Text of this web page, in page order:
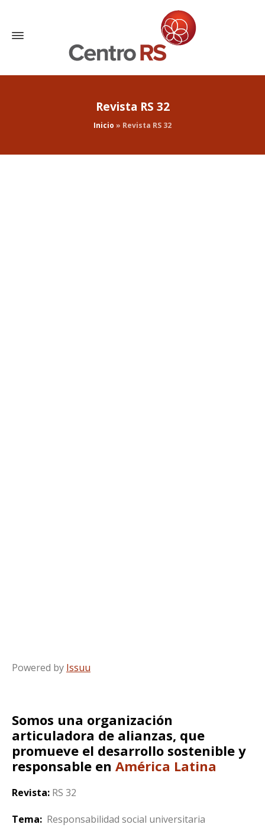
Revista RS 32
Inicio » Revista RS 32
Powered by Issuu
Somos una organización
articuladora de alianzas, que
promueve el desarrollo sostenible y
responsable en América Latina
Revista: RS 32
Tema: Responsabilidad social universitaria